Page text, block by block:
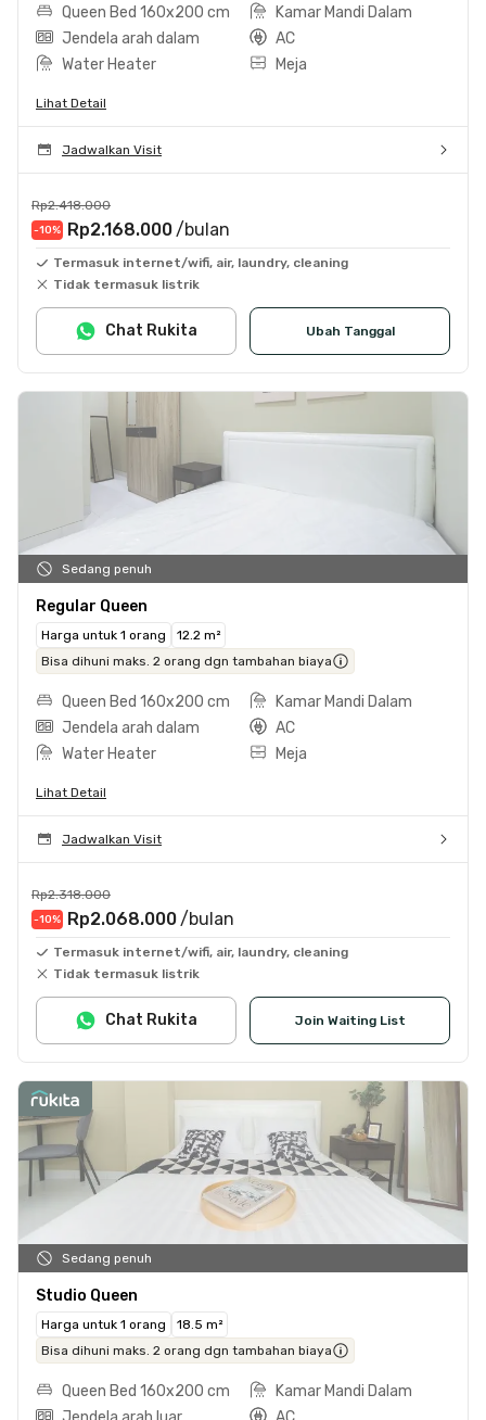
Queen Bed 160x200 cm
Kamar Mandi Dalam
Jendela arah dalam
AC
Water Heater
Meja
Lihat Detail
Jadwalkan Visit
Rp2.418.000
-10% Rp2.168.000 /bulan
Termasuk internet/wifi, air, laundry, cleaning
Tidak termasuk listrik
Ubah Tanggal
Chat Rukita
Sedang penuh
Regular Queen
Harga untuk 1 orang
12.2 m²
Bisa dihuni maks. 2 orang dgn tambahan biaya
Queen Bed 160x200 cm
Kamar Mandi Dalam
Jendela arah dalam
AC
Water Heater
Meja
Lihat Detail
Jadwalkan Visit
Rp2.318.000
-10% Rp2.068.000 /bulan
Termasuk internet/wifi, air, laundry, cleaning
Tidak termasuk listrik
Join Waiting List
Chat Rukita
Sedang penuh
Studio Queen
Harga untuk 1 orang
18.5 m²
Bisa dihuni maks. 2 orang dgn tambahan biaya
Queen Bed 160x200 cm
Kamar Mandi Dalam